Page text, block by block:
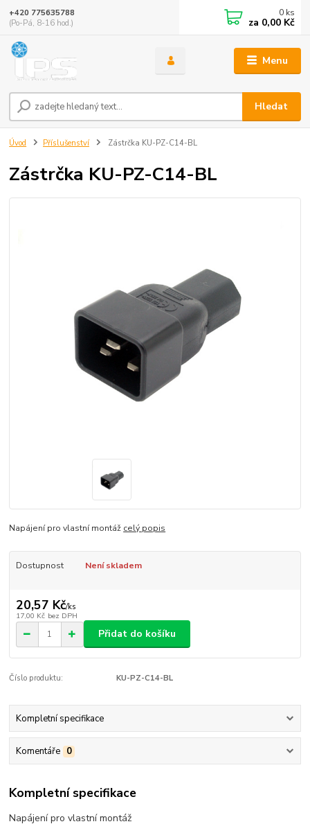
Menu
Hledat
+420 775635788
(Po-Pá, 8-16 hod.)
0 ks
za 0,00 Kč
Úvod Příslušenství Zástrčka KU-PZ-C14-BL
Zástrčka KU-PZ-C14-BL
Napájení pro vlastní montáž celý popis
Dostupnost Není skladem
20,57 Kč/ks
17,00 Kč bez DPH
Přidat do košíku
Číslo produktu: KU-PZ-C14-BL
Kompletní specifikace
Komentáře 0
Kompletní specifikace
Napájení pro vlastní montáž